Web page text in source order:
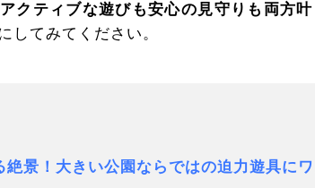
アクティブな遊びも安心の見守りも両方
してみてください。
絶景！大きい公園ならではの迫力遊具に